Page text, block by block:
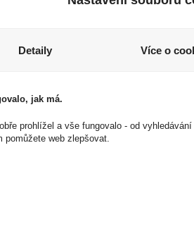
Detaily Více o
jak má.
prohlížel a vše fungovalo - od
web zlepšovat.